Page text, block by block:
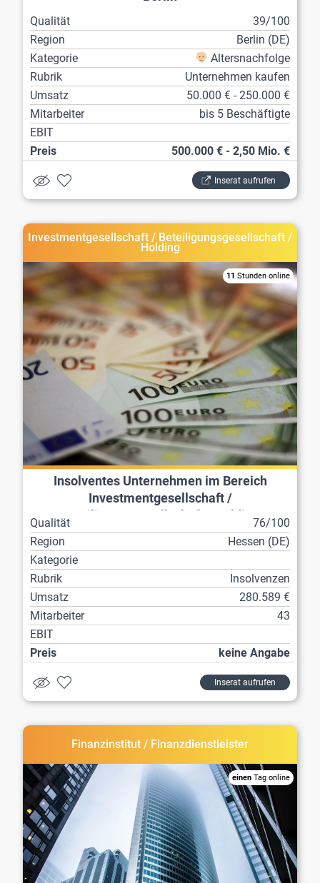
Qualität
39/100
Region
Berlin (DE)
Kategorie
Altersnachfolge
Rubrik
Unternehmen kaufen
Umsatz
50.000 € - 250.000 €
Mitarbeiter
bis 5 Beschäftigte
EBIT
Preis
500.000 € - 2,50 Mio. €
Inserat aufrufen
Investmentgesellschaft / Beteiligungsgesellschaft /
Holding
11 Stunden online
Insolventes Unternehmen im Bereich
Investmentgesellschaft /
Beteiligungsgesellschaft / Holding
Qualität
76/100
Region
Hessen (DE)
Kategorie
Rubrik
Insolvenzen
Umsatz
280.589 €
Mitarbeiter
43
EBIT
Preis
keine Angabe
Inserat aufrufen
Finanzinstitut / Finanzdienstleister
einen Tag online